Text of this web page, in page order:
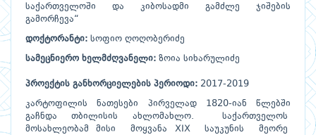
საქართველოში და კიბოსადმი გამძლე ჯიშების
გამორჩევა“
დოქტორანტი: სოფიო ღოღობერიძე
სამეცნიერო ხელმძღვანელი: ზოია სიხარულიძე
პროექტის განხორციელების პერიოდი: 2017-2019
კარტოფილის ნათესები პირველად 1820-იან წლებში
გაჩნდა თბილისის ახლომახლო. საქართველოს
მოსახლეობამ მისი მოყვანა XIX საუკუნის მეორე